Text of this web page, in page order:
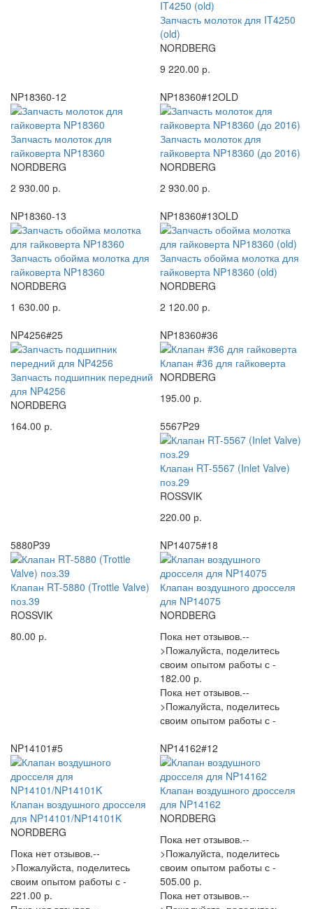
Запчасть молоток для IT4250
(old)
NORDBERG
9 220.00 р.
NP18360-12
Запчасть молоток для
гайковерта NP18360
NORDBERG
2 930.00 р.
NP18360#12OLD
Запчасть молоток для
гайковерта NP18360 (до 2016)
NORDBERG
2 930.00 р.
NP18360-13
Запчасть обойма молотка для
гайковерта NP18360
NORDBERG
1 630.00 р.
NP18360#13OLD
Запчасть обойма молотка для
гайковерта NP18360 (old)
NORDBERG
2 120.00 р.
NP4256#25
Запчасть подшипник передний
для NP4256
NORDBERG
164.00 р.
NP18360#36
Клапан #36 для гайковерта
NORDBERG
195.00 р.
5567P29
Клапан RT-5567 (Inlet Valve)
поз.29
ROSSVIK
220.00 р.
5880P39
Клапан RT-5880 (Trottle Valve)
поз.39
ROSSVIK
80.00 р.
NP14075#18
Клапан воздушного дросселя
для NP14075
NORDBERG
Пока нет отзывов.--
>Пожалуйста, поделитесь
своим опытом работы с -
182.00 р.
Пока нет отзывов.--
>Пожалуйста, поделитесь
своим опытом работы с -
NP14101#5
Клапан воздушного дросселя
для NP14101/NP14101K
NORDBERG
Пока нет отзывов.--
>Пожалуйста, поделитесь
своим опытом работы с -
221.00 р.
NP14162#12
Клапан воздушного дросселя
для NP14162
NORDBERG
Пока нет отзывов.--
>Пожалуйста, поделитесь
своим опытом работы с -
505.00 р.
Пока нет отзывов.--